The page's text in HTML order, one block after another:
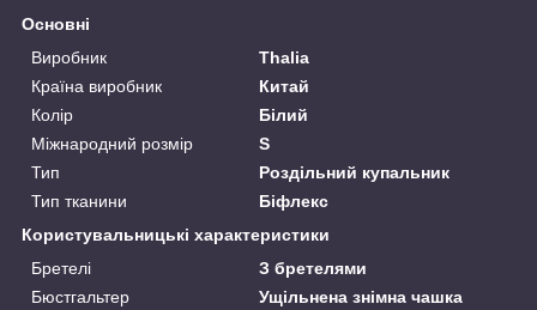
Основні
Виробник
Thalia
Країна виробник
Китай
Колір
Білий
Міжнародний розмір
S
Тип
Роздільний купальник
Тип тканини
Біфлекс
Користувальницькі характеристики
Бретелі
З бретелями
Бюстгальтер
Ущільнена знімна чашка